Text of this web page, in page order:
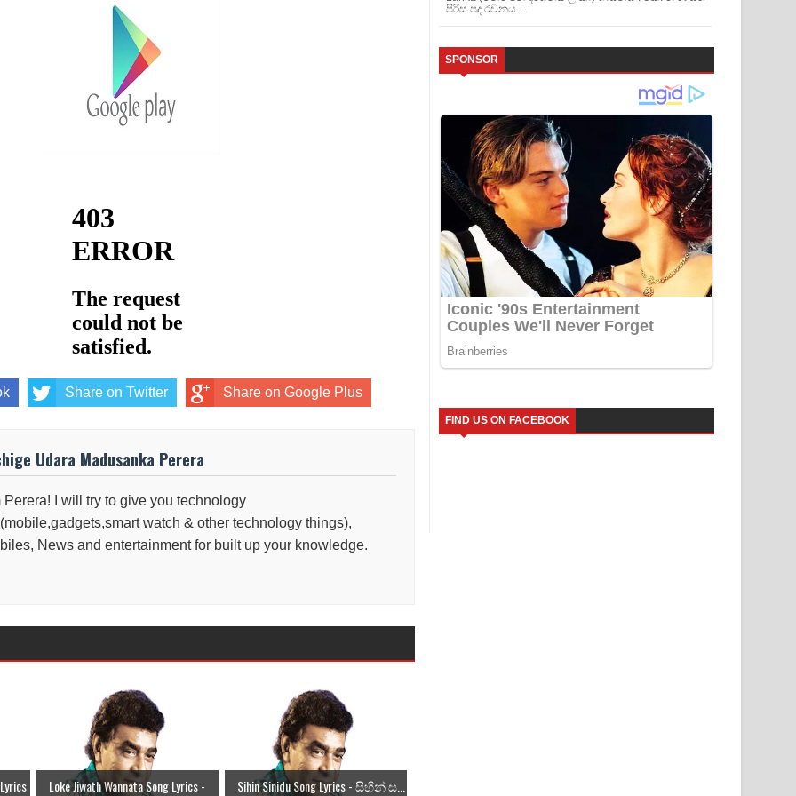
Share on Twitter Share on Google Plus
Udara Madusanka Perera
Perera! I will try to give you technology
watch & other technology things),
News and entertainment for built up your knowledge.
Loke Jiwath Wannata Song Lyrics -
Sihin Sinidu Song Lyrics - සිහින් ස...
පිරිස පද රචනය ...
SPONSOR
FIND US ON FACEBOOK